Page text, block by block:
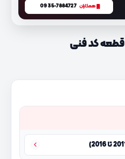
همکاران 0935-7884727
قطعه کد فنی